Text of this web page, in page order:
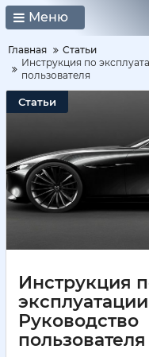
Меню
Главная
Статьи
Инструкция по
пользователя
Статьи
Инструкция
Руководство
пользователя